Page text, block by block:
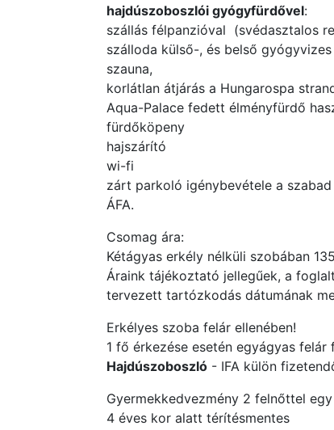
hajdúszoboszlói gyógyfürdővel:
szállás félpanzióval (svédasztalos
szálloda külső-, és belső
szauna,
korlátlan átjárás a Hungarospa
Aqua-Palace fedett élményfürdő
fürdőköpeny
hajszárító
wi-fi
zárt parkoló igénybevétele a
ÁFA.
Csomag ára:
Kétágyas erkély nélküli szobában
Áraink tájékoztató jellegűek, a
tervezett tartózkodás dátumának
Erkélyes szoba felár ellenében!
1 fő érkezése esetén egyágyas felár
Hajdúszoboszló - IFA külön
Gyermekkedvezmény 2 felnőttel
4 éves kor alatt térítésmentes